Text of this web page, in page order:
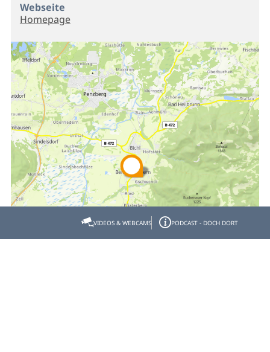
Webseite
Homepage
VIDEOS & WEBCAMS PODCAST - DOCH DORT